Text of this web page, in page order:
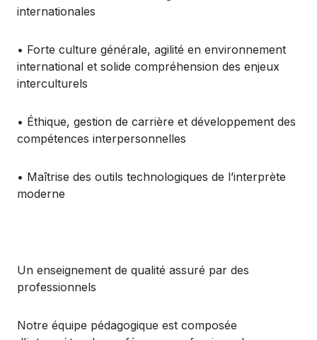
internationales
• Forte culture générale, agilité en environnement
international et solide compréhension des enjeux
interculturels
• Éthique, gestion de carrière et développement des
compétences interpersonnelles
• Maîtrise des outils technologiques de l’interprète
moderne
Un enseignement de qualité assuré par des
professionnels
Notre équipe pédagogique est composée